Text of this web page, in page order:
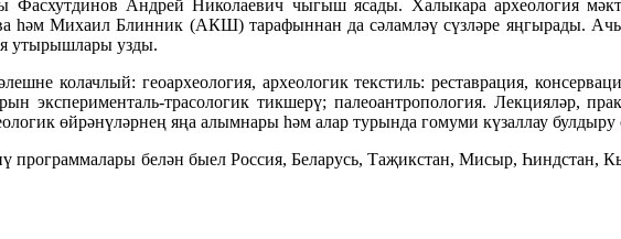
Фасхутдинов Андрей Николаевич чыгыш ясады. Халыкара археология
Михаил Блинник (АКШ) тарафыннан да сәламләү сүзләре яңгырады.
утырышлары узды.
колачлый: геоархеология, археологик текстиль: реставрация,
эксперименталь-трасологик тикшерү; палеоантропология. Лекцияләр,
өйрәнүләрнең яңа алымнары һәм алар турында гомуми күзаллау
программалары белән быел Россия, Беларусь, Таҗикстан, Мисыр,